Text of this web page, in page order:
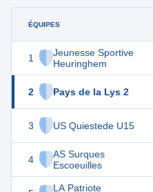
ÉQUIPES
1
Jeunesse Sportive
Heuringhem
2 Pays de la Lys 2
3 US Quiestede U15
4
AS Surques
Escoeuilles
LA Patriote
46
38
35